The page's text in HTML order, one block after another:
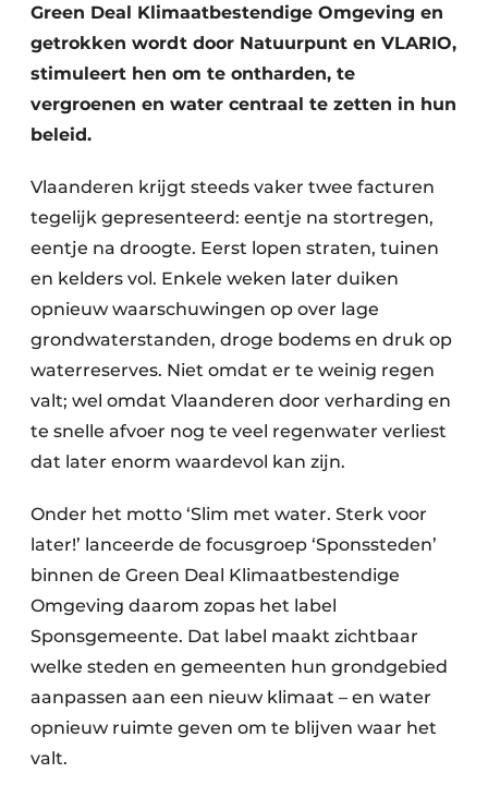
Green Deal Klimaatbestendige Omgeving en
getrokken wordt door Natuurpunt en VLARIO,
stimuleert hen om te ontharden, te
vergroenen en water centraal te zetten in hun
beleid.
Vlaanderen krijgt steeds vaker twee facturen
tegelijk gepresenteerd: eentje na stortregen,
eentje na droogte. Eerst lopen straten, tuinen
en kelders vol. Enkele weken later duiken
opnieuw waarschuwingen op over lage
grondwaterstanden, droge bodems en druk op
waterreserves. Niet omdat er te weinig regen
valt; wel omdat Vlaanderen door verharding en
te snelle afvoer nog te veel regenwater verliest
dat later enorm waardevol kan zijn.
Onder het motto ‘Slim met water. Sterk voor
later!’ lanceerde de focusgroep ‘Sponssteden’
binnen de Green Deal Klimaatbestendige
Omgeving daarom zopas het label
Sponsgemeente. Dat label maakt zichtbaar
welke steden en gemeenten hun grondgebied
aanpassen aan een nieuw klimaat – en water
opnieuw ruimte geven om te blijven waar het
valt.